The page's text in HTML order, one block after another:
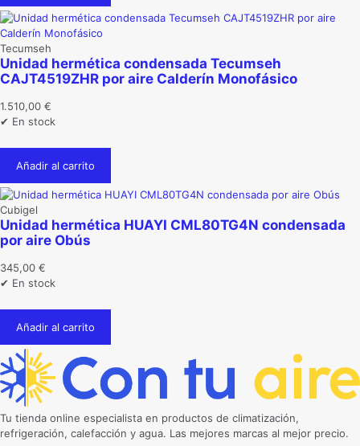
Tecumseh
Unidad hermética condensada Tecumseh
CAJT4519ZHR por aire Calderín Monofásico
1.510,00 €
✔ En stock
Añadir al carrito
Cubigel
Unidad hermética HUAYI CML80TG4N condensada
por aire Obús
345,00 €
✔ En stock
Añadir al carrito
Tu tienda online especialista en productos de climatización,
refrigeración, calefacción y agua. Las mejores marcas al mejor precio.